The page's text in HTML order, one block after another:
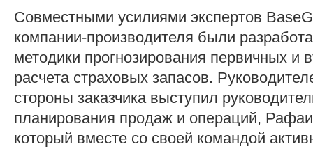
Совместными усилиями экспертов
компании-производителя были
методики прогнозирования первичных и
расчета страховых запасов.
стороны заказчика выступил
планирования продаж и операций,
который вместе со своей командой